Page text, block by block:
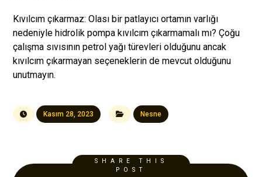
Kıvılcım çıkarmaz: Olası bir patlayıcı ortamın varlığı
nedeniyle hidrolik pompa kıvılcım çıkarmamalı mı? Çoğu
çalışma sıvısının petrol yağı türevleri olduğunu ancak
kıvılcım çıkarmayan seçeneklerin de mevcut olduğunu
unutmayın.
Kasım 28, 2023 Nesne